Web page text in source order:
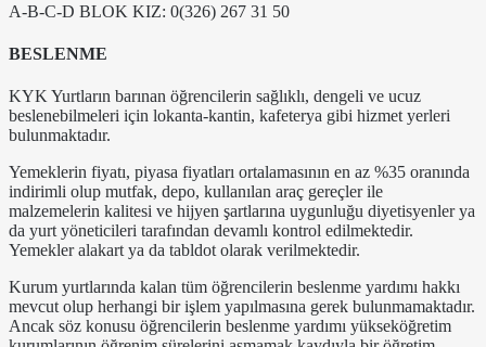
A-B-C-D BLOK KIZ: 0(326) 267 31 50
BESLENME
KYK Yurtların barınan öğrencilerin sağlıklı, dengeli ve ucuz
beslenebilmeleri için lokanta-kantin, kafeterya gibi hizmet yerleri
bulunmaktadır.
Yemeklerin fiyatı, piyasa fiyatları ortalamasının en az %35 oranında
indirimli olup mutfak, depo, kullanılan araç gereçler ile
malzemelerin kalitesi ve hijyen şartlarına uygunluğu diyetisyenler ya
da yurt yöneticileri tarafından devamlı kontrol edilmektedir.
Yemekler alakart ya da tabldot olarak verilmektedir.
Kurum yurtlarında kalan tüm öğrencilerin beslenme yardımı hakkı
mevcut olup herhangi bir işlem yapılmasına gerek bulunmamaktadır.
Ancak söz konusu öğrencilerin beslenme yardımı yükseköğretim